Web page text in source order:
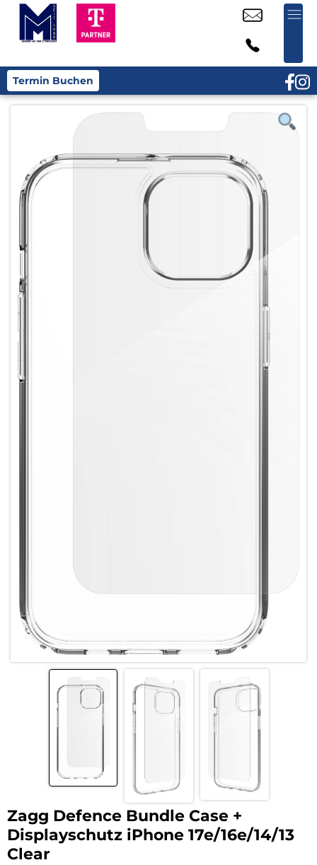
Termin Buchen
Zagg Defence Bundle Case +
Displayschutz iPhone 17e/16e/14/13
Clear